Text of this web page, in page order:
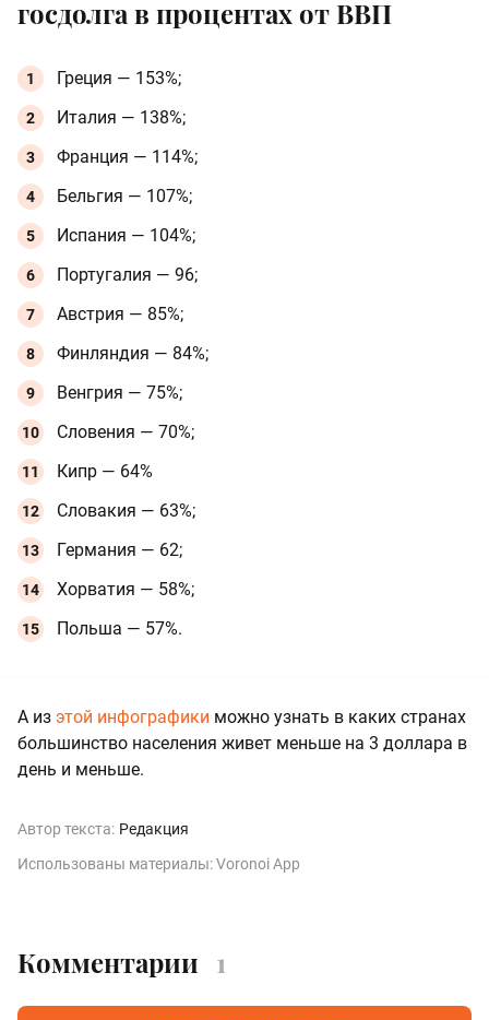
госдолга в процентах от ВВП
Греция — 153%;
Италия — 138%;
Франция — 114%;
Бельгия — 107%;
Испания — 104%;
Португалия — 96;
Австрия — 85%;
Финляндия — 84%;
Венгрия — 75%;
Словения — 70%;
Кипр — 64%
Словакия — 63%;
Германия — 62;
Хорватия — 58%;
Польша — 57%.
А из этой инфографики можно узнать в каких странах
большинство населения живет меньше на 3 доллара в
день и меньше.
Автор текста: Редакция
Использованы материалы: Voronoi App
Комментарии 1